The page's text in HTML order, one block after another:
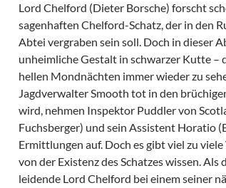
Lord Chelford (Dieter Borsche) forscht
sagenhaften Chelford-Schatz, der in den
Abtei vergraben sein soll. Doch in dieser
unheimliche Gestalt in schwarzer Kutte –
hellen Mondnächten immer wieder zu
Jagdverwalter Smooth tot in den
wird, nehmen Inspektor Puddler von
Fuchsberger) und sein Assistent Horatio
Ermittlungen auf. Doch es gibt viel zu
von der Existenz des Schatzes wissen.
leidende Lord Chelford bei einem seiner